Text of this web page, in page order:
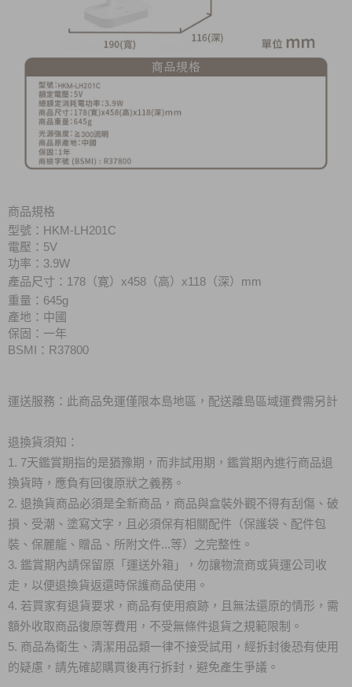
商品規格
型號：HKM-LH201C
電壓：5V
功率：3.9W
產品尺寸 ：178（寛）x458（高）x118（深）mm
重量：645g
產地：中國
保固：一年
BSMI：R37800
運送服務：此商品免運僅限本島地區，配送離島區域運費需另計
退換貨須知：
1. 7天鑑賞期指的是猶豫期，而非試用期，鑑賞期內進行商品退
換貨時，應負有回復原狀之義務。
2. 退換貨商品必須是全新商品，商品與盒裝外觀不得有刮傷、破
損、受潮、塗寫文字，且必須保有相關配件（保護袋、配件包
裝、保麗龍、贈品、所附文件...等）之完整性。
3. 鑑賞期內請保留原「運送外箱」，勿讓物流商或貨運公司收
走，以便退換貨返還時保護商品使用。
4. 若買家有退貨要求，商品有使用痕跡，且無法還原的情形，需
額外收取商品復原等費用，不受無條件退貨之規範限制。
5. 商品為衛生、清潔用品類一律不接受試用，經拆封後恐有使用
的疑慮，請先確認購買後再行拆封，避免產生爭議。